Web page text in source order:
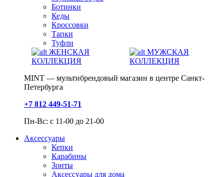
Ботинки
Кеды
Кроссовки
Тапки
Туфли
ЖЕНСКАЯ
КОЛЛЕКЦИЯ
МУЖСКАЯ
КОЛЛЕКЦИЯ
MINT — мультибрендовый магазин в центре Санкт-
Петербурга
+7 812 449-51-71
Пн-Вс: с 11-00 до 21-00
Аксессуары
Кепки
Карабины
Зонты
Аксессуары для дома